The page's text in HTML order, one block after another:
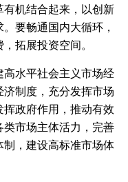
机结合起来，以创新
要畅通国内大循环，
拓展投资空间。
水平社会主义市场经
制度，充分发挥市场
政府作用，推动有效
市场主体活力，完善
，建设高标准市场体